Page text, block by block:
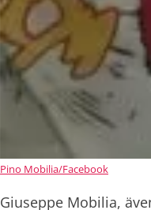
Pino Mobilia/Facebook
Giuseppe Mobilia,